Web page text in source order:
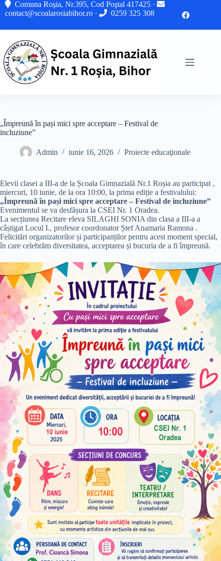
Sari Comuna Roşia, Nr.395, Cod Poştal 417425 ·
contact@scoalarosiabihor.ro · 0259 325 308
„Împreună în pași mici spre acceptare – Festival de
incluziune”
Admin iunie 16, 2026 Proiecte educaţionale
Elevii clasei a III-a de la Școala Gimnazială Nr.1 Roșia au participat ,
miercuri, 10 iunie, de la ora 10:00, la prima ediție a festivalului:
„Împreună în pași mici spre acceptare – Festival de incluziune”
Evenimentul se va desfășura la CSEI Nr. 1 Oradea.
La secțiunea Recitare eleva SILAGHI SONIA din clasa a III-a a
câștigat Locul I., profesor coordonator Ștef Anamaria Ramona .
Felicitări organizatorilor și participanților pentru acest moment special,
în care celebrăm diversitatea, acceptarea și bucuria de a fi împreună.